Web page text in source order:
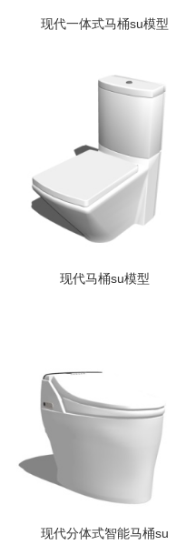
现代一体式马桶su模型
现代马桶su模型
现代分体式智能马桶su